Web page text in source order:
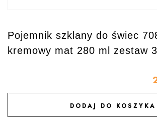
Pojemnik szklany do świec
kremowy mat 280 ml zestaw
DODAJ DO KOSZYKA
DODAJ DO